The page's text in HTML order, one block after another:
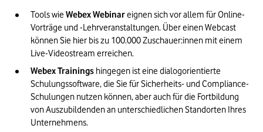
Tools wie Webex Webinar eignen sich vor allem für Online-
Vorträge und -Lehrveranstaltungen. Über einen Webcast
können Sie hier bis zu 100.000 Zuschauer:innen mit einem
Live-Videostream erreichen.
Webex Trainings hingegen ist eine dialogorientierte
Schulungssoftware, die Sie für Sicherheits- und Compliance-
Schulungen nutzen können, aber auch für die Fortbildung
von Auszubildenden an unterschiedlichen Standorten Ihres
Unternehmens.